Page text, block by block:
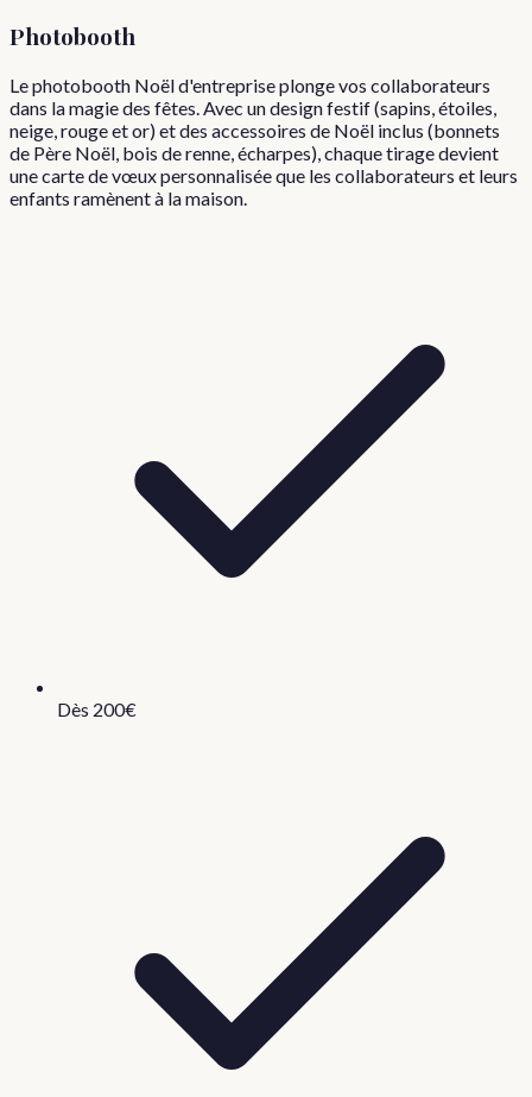
Photobooth
Le photobooth Noël d'entreprise plonge vos collaborateurs
dans la magie des fêtes. Avec un design festif (sapins, étoiles,
neige, rouge et or) et des accessoires de Noël inclus (bonnets
de Père Noël, bois de renne, écharpes), chaque tirage devient
une carte de vœux personnalisée que les collaborateurs et leurs
enfants ramènent à la maison.
Dès 200€